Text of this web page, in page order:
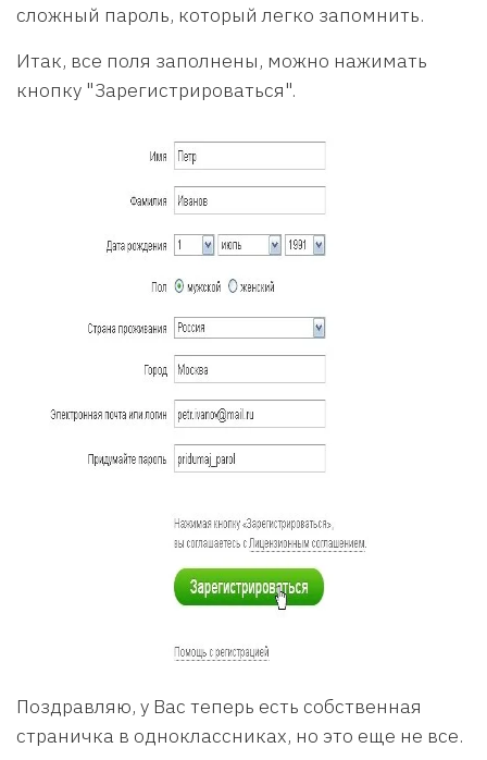
сложный пароль, который легко запомнить.
Итак, все поля заполнены, можно нажимать
кнопку "Зарегистрироваться".
Поздравляю, у Вас теперь есть собственная
страничка в одноклассниках, но это еще не все.